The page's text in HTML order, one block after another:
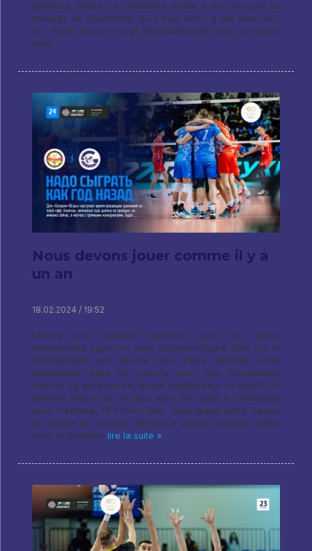
première pause. Le deuxième break a été pris par un
blocage de Spodobets, qui s'était remis d'une blessure.,
9:7, Pavel Borsch réagit immédiatement avec un temps
mort.
Nous devons jouer comme il y a
un an
18.02.2024 / 19:52
L'heure des batailles décisives pour les séries
éliminatoires approche pour Gazprom-Yugra. Bien s?r, le
championnat est encore loin d'être terminé, mais
maintenant, dans les matchs avec des concurrents
directs, il y aura une soi-disant bataille pour six points. Le
premier match de ce type aura lieu lundi à Orenbourg
avec Neftianik, 19 f?vrier. État, dans lequel notre équipe
se rendra au tribunal, difficile à prévoir. Dernier match
avec le Shakhtar lire la suite »